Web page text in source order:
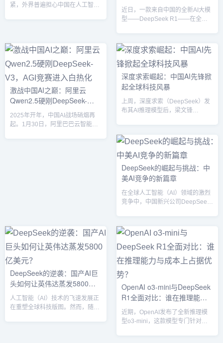
紧，外界普遍担心中国在人工智能
ChatGPT o1，更将“硬件短缺”化为
突破契机。其高效算法与开源文
化，引领中国AI企业以“少即是多”
的策略走出一条新路，也为全球AI
研究呈现全新图景。一、R1惊艳登
场：低算力跑出高阶推理1. 以“链
式思考”赋...
格局？
近日，一款来自中国的全新AI大模
型——DeepSeek R1——在全球
开正面竞争，更以极低的训练成本
和超强推理能力成为业界焦点。这
个看似崛起速度惊人的“东方力
量”，究竟如何颠覆AI世界的旧平
衡？它又会如何改变每一个普通人
的工作与生活？让我们走近这场堪
称“技术奇迹”的新进化。一、
DeepSeek R1：从“旋转球形弹球”
激战中国AI之巅：阿里云
Qwen2.5硬刚DeepSeek-
V3，AGI竞赛进入白热化
2025年开年，中国AI战场硝烟再
起。1月30日，阿里巴巴云智能集
深度求索崛起：中国AI先锋掀
起全球科技风暴
上周，深度求索（DeepSeek）发
布其AI推理模型后，梁文锋
本周，中国互联网充满了胜利主义
的喜悦。正如2017年谷歌
DeepMind战胜中国最强围棋选手
展示了西方在人工智能领域的辉煌
一样，深度求索本月发布的世界领
先的AI推理模型在中国被誉为一次
惊人的成功。一位中国科技高管表
示，深度求索的更智能、更便宜的
DeepSeek的崛起与挑战：中
美AI竞争的新篇章
在全球人工智能（AI）领域的激烈
竞争中，中国新兴公司DeepSeek
DeepSeek也面临着多重挑战，包
括知识产权盗窃指控、国际商标争
端以及市场竞争压力。这些事件不
仅影响了DeepSeek自身的发展轨
迹，也对中美两国在AI领域的竞争
格局产生了深远影响。DeepSeek
的迅速崛起DeepSeek由梁文锋于
2023年在杭州创立，隶属于中国对
冲基金幻...
DeepSeek的逆袭：国产AI巨
头如何让英伟达蒸发5800亿
美元？
人工智能（AI）技术的飞速发展正
在重塑全球科技版图。然而，随着
OpenAI o3-mini与DeepSeek
R1全面对比：谁在推理能力
与成本上占据优势？
近期，OpenAI发布了全新推理模
型o3-mini，这款模型专门针对科